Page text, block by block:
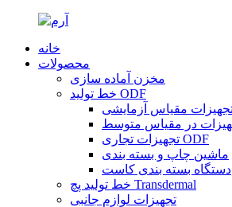
خانه
محصولات
مخزن آماده سازی
خط تولید ODF
تجهیزات تجاری ODF
ماشین چاپ و بسته بندی
دستگاه بسته بندی کاست
خط تولید پچ Transdermal
تجهیزات لوازم جانبی